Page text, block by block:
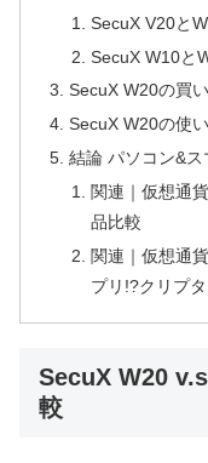
SecuX V20と
SecuX W10と
SecuX W20の買
SecuX W20の使
結論 パソコン&ス
関連｜仮想通
品比較
関連｜仮想通
プリ!?クリプ
SecuX W20
較